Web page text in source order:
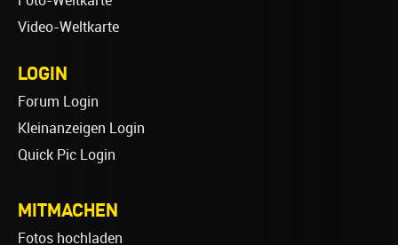
Video-Weltkarte
LOGIN
Forum Login
Kleinanzeigen Login
Quick Pic Login
MITMACHEN
Fotos hochladen